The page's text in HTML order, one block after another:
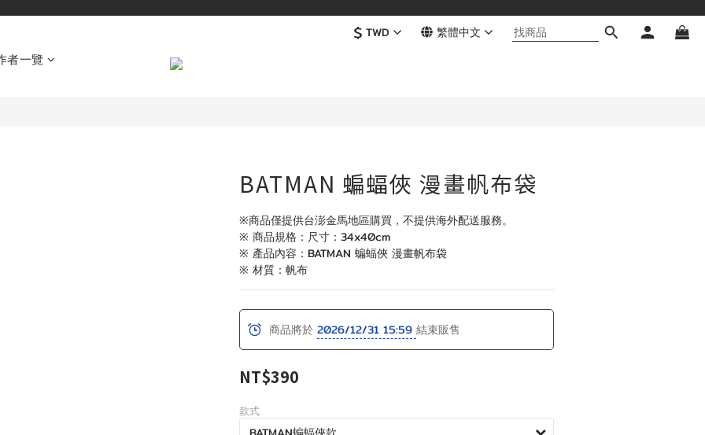
$ TWD 繁體中文
者一覽
BATMAN 蝙蝠俠 漫畫帆布袋
※商品僅提供台澎金馬地區購買，不提供海外配送服務。
※ 商品規格：尺寸：34x40cm
※ 產品內容：BATMAN 蝙蝠俠 漫畫帆布袋
※ 材質：帆布
商品將於 2026/12/31 15:59 結束販售
NT$390
款式
立即購買